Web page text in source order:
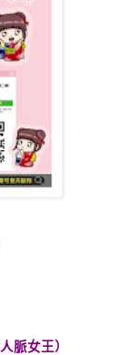
脈女王）